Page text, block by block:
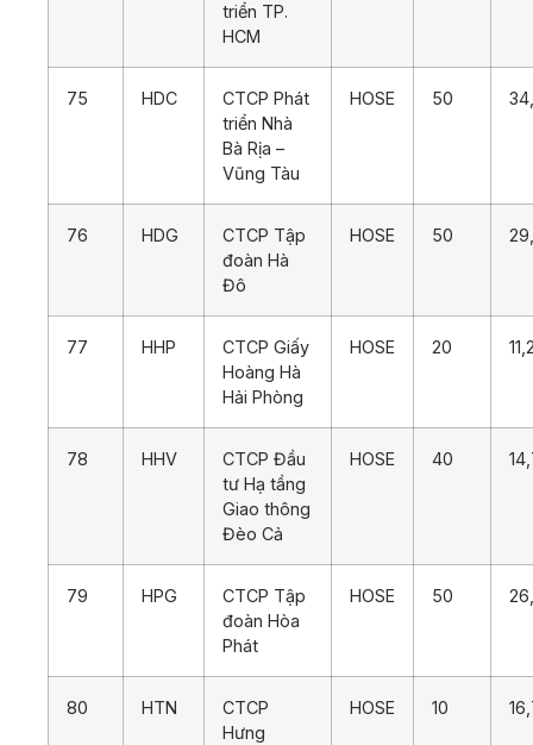
triển TP.
HCM
75 HDC
CTCP Phát
triển Nhà
Bà Rịa –
Vũng Tàu
HOSE 50
76 HDG
CTCP Tập
đoàn Hà
Đô
HOSE 50
77 HHP
CTCP Giấy
Hoàng Hà
Hải Phòng
HOSE 20
78 HHV
CTCP Đầu
tư Hạ tầng
Giao thông
Đèo Cả
HOSE 40
79 HPG
CTCP Tập
đoàn Hòa
Phát
HOSE 50
80 HTN
CTCP
Hưng
HOSE 10